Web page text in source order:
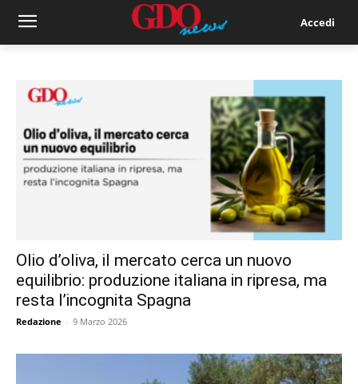
Accedi
Olio d’oliva, il mercato cerca un nuovo
equilibrio: produzione italiana in ripresa, ma
resta l’incognita Spagna
Redazione - 9 Marzo 2026